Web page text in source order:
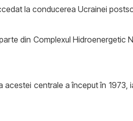
la conducerea Ucrainei
din Complexul
centrale a început în